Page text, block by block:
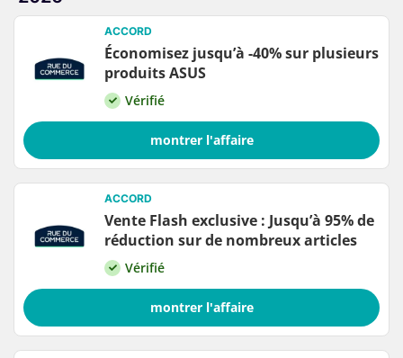
ACCORD
Économisez jusqu’à -40% sur plusieurs
produits ASUS
Vérifié
montrer l'affaire
ACCORD
Vente Flash exclusive : Jusqu’à 95% de
réduction sur de nombreux articles
Vérifié
montrer l'affaire